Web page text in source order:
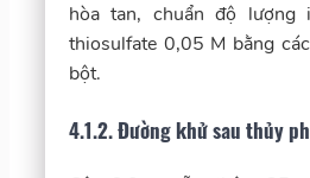
hòa tan, chuẩn độ
thiosulfate 0,05 M bằng
bột.
4.1.2. Đường khử sau thủy